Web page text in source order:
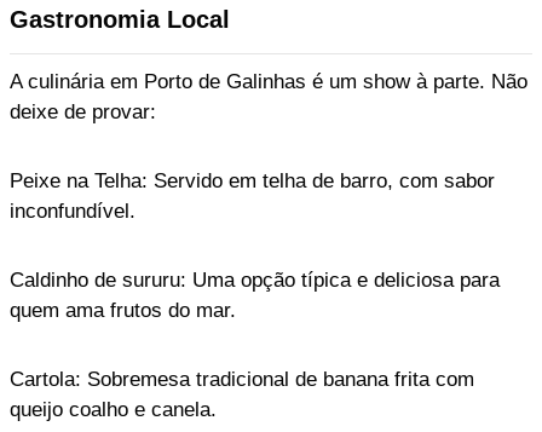
Gastronomia Local
A culinária em Porto de Galinhas é um show à parte. Não
deixe de provar:
Peixe na Telha: Servido em telha de barro, com sabor
inconfundível.
Caldinho de sururu: Uma opção típica e deliciosa para
quem ama frutos do mar.
Cartola: Sobremesa tradicional de banana frita com
queijo coalho e canela.